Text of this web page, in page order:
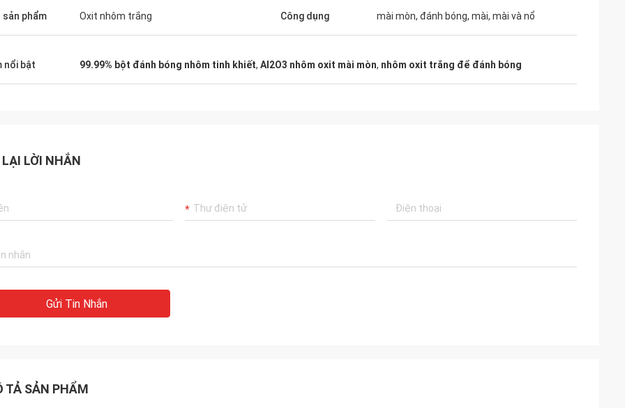
sản phẩm Oxit nhôm trắng Công dụng mài mòn, đánh bóng, mài, mài và nổ
nổi bật 99.99% bột đánh bóng nhôm tinh khiết, Al2O3 nhôm oxit mài mòn, nhôm oxit trắng để đánh bóng
LỜI NHẮN
Gửi Tin Nhắn
TẢ SẢN PHẨM